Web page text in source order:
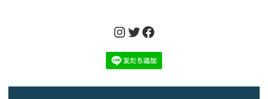
Instagram
Twitter
Facebook